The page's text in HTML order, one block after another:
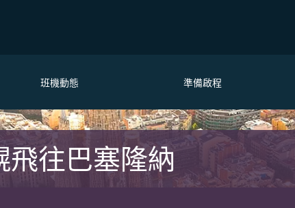
班機動態 準備啟程
飛往巴塞隆納